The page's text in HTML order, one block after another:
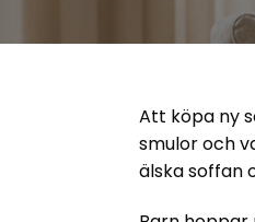
Att köpa ny
smulor och
älska soffan